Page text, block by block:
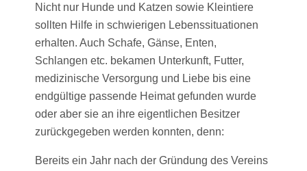
Nicht nur Hunde und Katzen sowie Kleintiere
sollten Hilfe in schwierigen Lebenssituationen
erhalten. Auch Schafe, Gänse, Enten,
Schlangen etc. bekamen Unterkunft, Futter,
medizinische Versorgung und Liebe bis eine
endgültige passende Heimat gefunden wurde
oder aber sie an ihre eigentlichen Besitzer
zurückgegeben werden konnten, denn:
Bereits ein Jahr nach der Gründung des Vereins